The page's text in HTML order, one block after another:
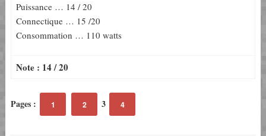
Puissance … 14 / 20
Connectique … 15 /20
Consommation … 110 watts
Note : 14 / 20
Pages : 1 2 3 4